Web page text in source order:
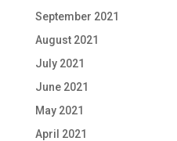
September 2021
August 2021
July 2021
June 2021
May 2021
April 2021